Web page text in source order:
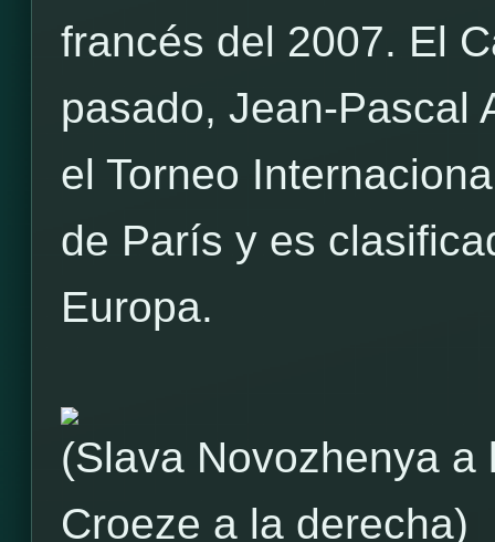
francés del 2007. El
pasado, Jean-Pascal
el Torneo
de París y es
Europa.
(Slava Novozhenya
Croeze a la derecha)